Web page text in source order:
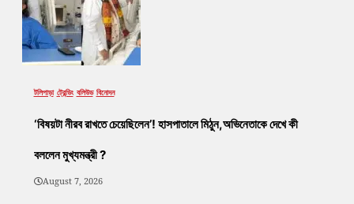
টলিপাড়া ট্রেন্ডিং বলিউড বিনোদন
‘বিষয়টা নীরব রাখতে চেয়েছিলেন’! হাসপাতালে মিঠুন,অভিনেতাকে দেখে কী
বললেন মুখ্যমন্ত্রী ?
August 7, 2026